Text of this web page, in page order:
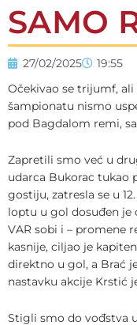
SAMO
27/02/2025
19:55
Očekivao se trijumf,
šampionatu nismo
pod Bagdalom remi,
Zapretili smo već u
udarca Bukorac tukao
gostiju, zatresla se u
loptu u gol dosuđen je
VAR sobi i – promene
kasnije, ciljao je
direktno u gol, a Brać
nastavku akcije Krstić
Stigli smo do vođstva